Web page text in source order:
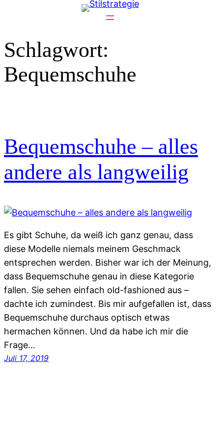
Schlagwort:
Bequemschuhe
Bequemschuhe – alles
andere als langweilig
Es gibt Schuhe, da weiß ich ganz genau, dass
diese Modelle niemals meinem Geschmack
entsprechen werden. Bisher war ich der Meinung,
dass Bequemschuhe genau in diese Kategorie
fallen. Sie sehen einfach old-fashioned aus –
dachte ich zumindest. Bis mir aufgefallen ist, dass
Bequemschuhe durchaus optisch etwas
hermachen können. Und da habe ich mir die
Frage…
Juli 17, 2019